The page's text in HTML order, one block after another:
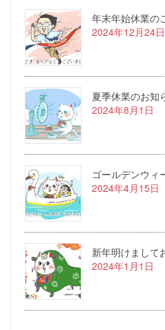
年末年始休業の
2024年12月24日
夏季休業のお知
2024年8月1日
ゴールデンウィ
2024年4月15日
新年明けまして
2024年1月1日